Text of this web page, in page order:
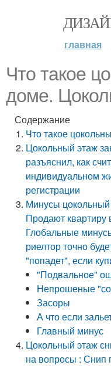
главная
Что такое
доме.
Содержание
Что такое
Цокольный этаж
разъяснил, как
индивидуальном
регистрации
Минусы
Продают квартиру
Глобальные
риелтор точно
"попадет", если
"Подвальное"
Непрошеные
Засоры
А что если
Главный минус
Цокольный этаж
на вопросы : Снип